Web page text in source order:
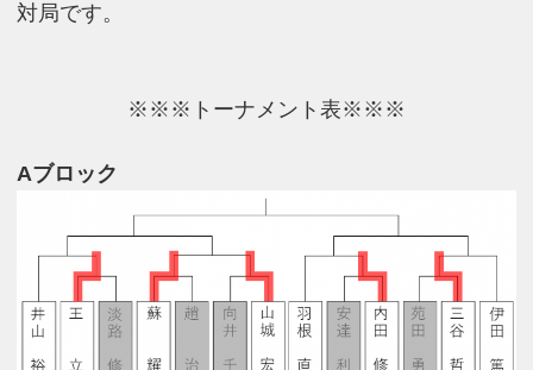
対局です。
※※※トーナメント表※※※
Aブロック